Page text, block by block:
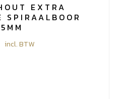
EXTRA
SPIRAALBOOR
incl. BTW